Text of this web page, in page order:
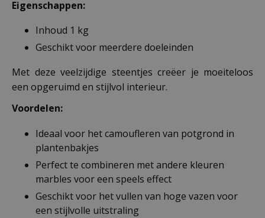
Eigenschappen:
Inhoud 1 kg
Geschikt voor meerdere doeleinden
Met deze veelzijdige steentjes creëer je moeiteloos
een opgeruimd en stijlvol interieur.
Voordelen:
Ideaal voor het camoufleren van potgrond in
plantenbakjes
Perfect te combineren met andere kleuren
marbles voor een speels effect
Geschikt voor het vullen van hoge vazen voor
een stijlvolle uitstraling